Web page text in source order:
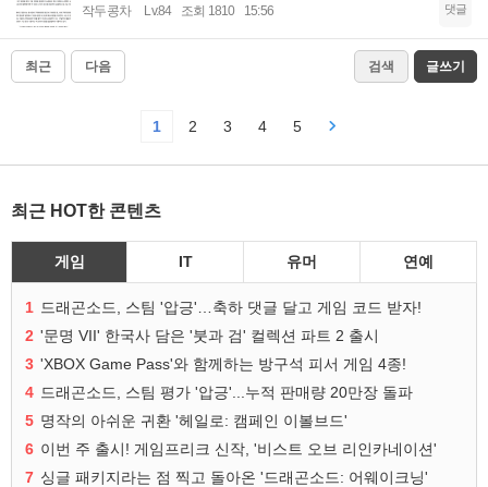
작두콩차 Lv.84 조회 1810 15:56 댓글
최근 다음 검색 글쓰기
1 2 3 4 5
최근 HOT한 콘텐츠
게임 IT 유머 연예
1 드래곤소드, 스팀 '압긍'…축하 댓글 달고 게임 코드 받자!
2 '문명 VII' 한국사 담은 '붓과 검' 컬렉션 파트 2 출시
3 'XBOX Game Pass'와 함께하는 방구석 피서 게임 4종!
4 드래곤소드, 스팀 평가 '압긍'...누적 판매량 20만장 돌파
5 명작의 아쉬운 귀환 '헤일로: 캠페인 이볼브드'
6 이번 주 출시! 게임프리크 신작, '비스트 오브 리인카네이션'
7 싱글 패키지라는 점 찍고 돌아온 '드래곤소드: 어웨이크닝'